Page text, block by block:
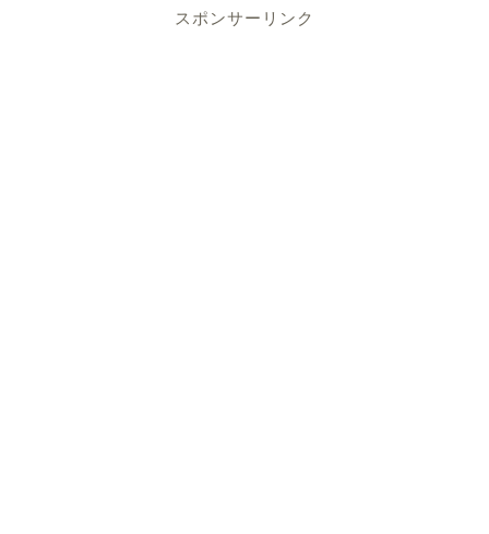
スポンサーリンク